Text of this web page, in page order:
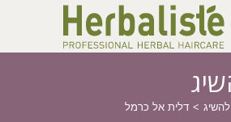
להשיג דלית אל כרמל